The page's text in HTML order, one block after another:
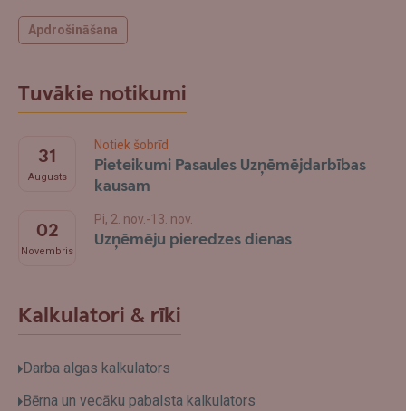
Apdrošināšana
Tuvākie notikumi
31
Augusts
Notiek šobrīd
Pieteikumi Pasaules Uzņēmējdarbības
kausam
02
Novembris
Pi, 2. nov.-13. nov.
Uzņēmēju pieredzes dienas
Kalkulatori & rīki
Darba algas kalkulators
Bērna un vecāku pabalsta kalkulators